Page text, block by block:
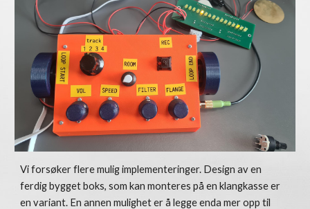
Vi forsøker flere mulig implementeringer. Design av en
ferdig bygget boks, som kan monteres på en klangkasse er
en variant. En annen mulighet er å legge enda mer opp til